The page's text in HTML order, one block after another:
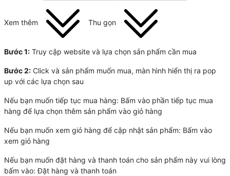
Xem thêm Thu gọn
Bước 1:Truy cập website và lựa chọn sản phẩm cần mua
Bước 2:Click và sản phẩm muốn mua, màn hình hiển thị ra pop
up với các lựa chọn sau
Nếu bạn muốn tiếp tục mua hàng: Bấm vào phần tiếp tục mua
hàng để lựa chọn thêm sản phẩm vào giỏ hàng
Nếu bạn muốn xem giỏ hàng để cập nhật sản phẩm: Bấm vào
xem giỏ hàng
Nếu bạn muốn đặt hàng và thanh toán cho sản phẩm này vui lòng
bấm vào: Đặt hàng và thanh toán